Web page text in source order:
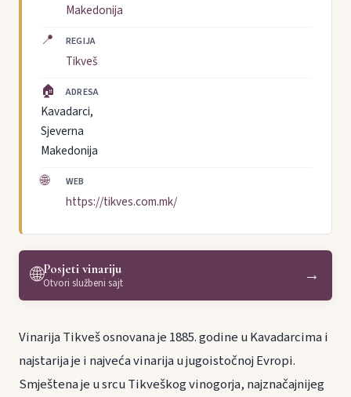
Makedonija
📍 REGIJA
Tikveš
🏠 ADRESA
Kavadarci,
Sjeverna
Makedonija
🌐 WEB
https://tikves.com.mk/
🌐Posjeti vinariju
Otvori službeni sajt →
Vinarija Tikveš osnovana je 1885. godine u Kavadarcima i
najstarija je i najveća vinarija u jugoistočnoj Evropi.
Smještena je u srcu Tikveškog vinogorja, najznačajnijeg